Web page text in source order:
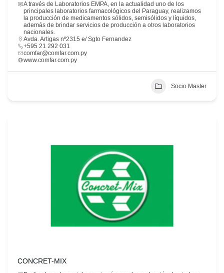
A través de Laboratorios EMPA, en la actualidad uno de los
principales laboratorios farmacológicos del Paraguay, realizamos
la producción de medicamentos sólidos, semisólidos y líquidos,
además de brindar servicios de producción a otros laboratorios
nacionales.
Avda. Artigas nº2315 e/ Sgto Fernandez
+595 21 292 031
comfar@comfar.com.py
www.comfar.com.py
Socio Master
CONCRET-MIX